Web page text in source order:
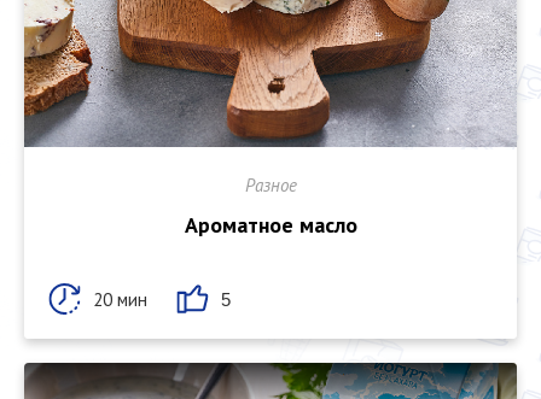
Разное
Ароматное масло
20 мин 5